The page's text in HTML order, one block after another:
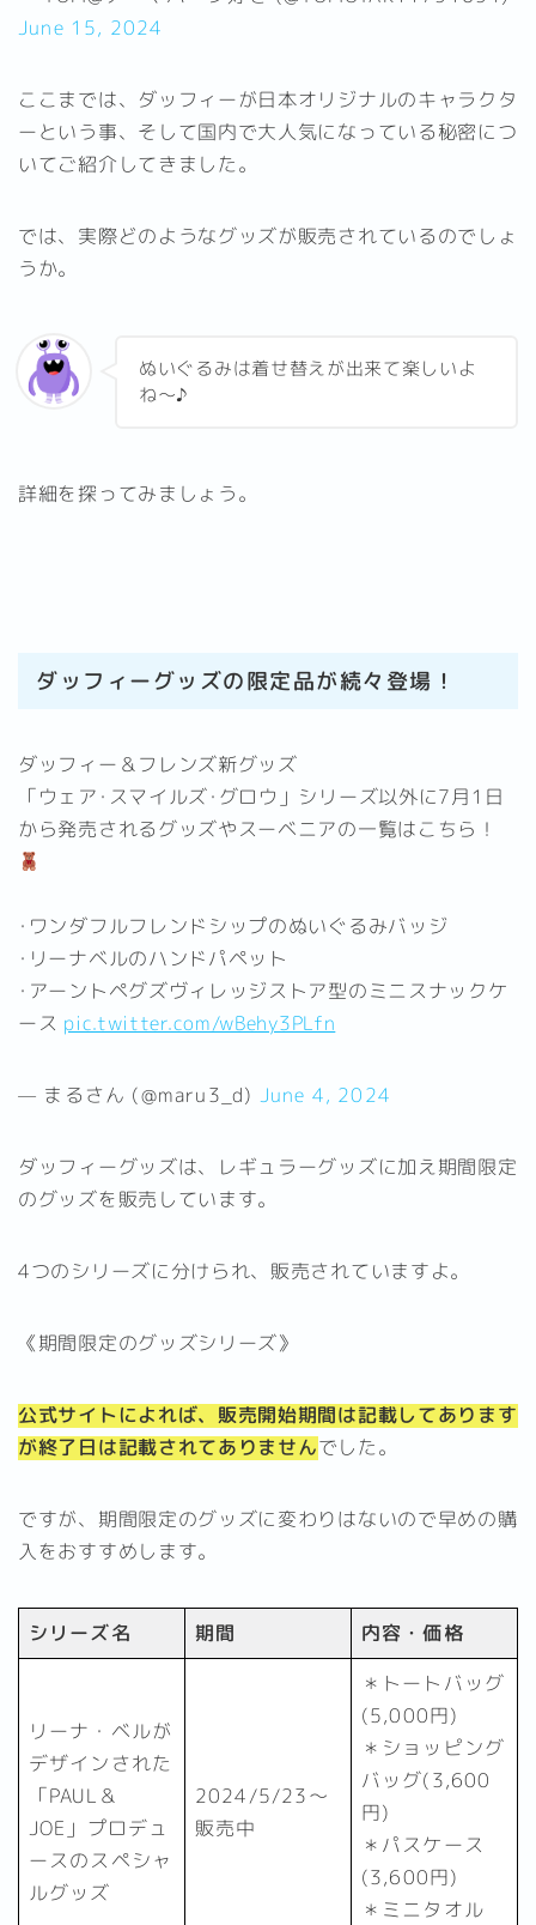
June 15, 2024
ここまでは、ダッフィーが日本オリジナルのキャラクタ
ーという事、そして国内で大人気になっている秘密につ
いてご紹介してきました。
では、実際どのようなグッズが販売されているのでしょ
うか。
ぬいぐるみは着せ替えが出来て楽しいよ
ね～♪
詳細を探ってみましょう。
ダッフィーグッズの限定品が続々登場！
ダッフィー＆フレンズ新グッズ
「ウェア･スマイルズ･グロウ」シリーズ以外に7月1日
から発売されるグッズやスーベニアの一覧はこちら！
･ワンダフルフレンドシップのぬいぐるみバッジ
･リーナベルのハンドパペット
･アーントペグズヴィレッジストア型のミニスナックケ
ース pic.twitter.com/wBehy3PLfn
— まるさん (@maru3_d) June 4, 2024
ダッフィーグッズは、レギュラーグッズに加え期間限定
のグッズを販売しています。
4つのシリーズに分けられ、販売されていますよ。
《期間限定のグッズシリーズ》
公式サイトによれば、販売開始期間は記載してあります
が終了日は記載されてありませんでした。
ですが、期間限定のグッズに変わりはないので早めの購
入をおすすめします。
シリーズ名 期間 内容・価格
リーナ・ベルが
デザインされた
「PAUL＆
JOE」プロデュ
ースのスペシャ
ルグッズ
2024/5/23～
販売中
＊トートバッグ
(5,000円)
＊ショッピング
バッグ(3,600
円)
＊パスケース
(3,600円)
＊ミニタオル